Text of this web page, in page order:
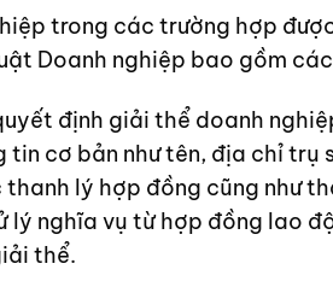
trong các trường hợp
Doanh nghiệp bao gồm
định giải thể doanh
cơ bản như tên, địa chỉ trụ
lý hợp đồng cũng như
lý nghĩa vụ từ hợp đồng lao
thể.